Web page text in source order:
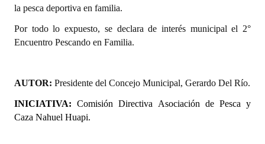
Declaraciones
Resoluciones
INSTITUCIONAL
Antiguos Pobladores
la pesca deportiva en familia.
Por todo lo expuesto, se declara de interés municipal el 2°
Encuentro Pescando en Familia.
AUTOR: Presidente del Concejo Municipal, Gerardo Del Río.
INICIATIVA: Comisión Directiva Asociación de Pesca y
Caza Nahuel Huapi.